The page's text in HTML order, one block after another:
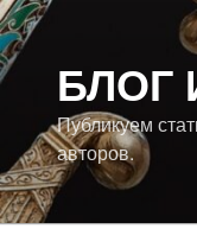
Перейти
к
содержимому
БЛОГ
Публикуем
авторов.